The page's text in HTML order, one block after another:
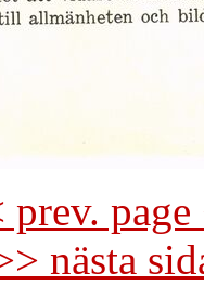
prev.
nästa